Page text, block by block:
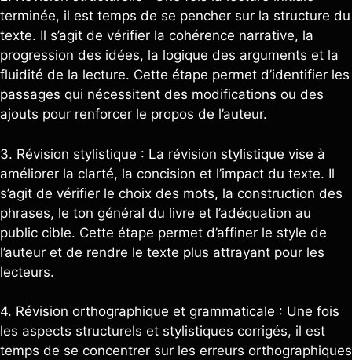
terminée, il est temps de se pencher sur la structure du
texte. Il s’agit de vérifier la cohérence narrative, la
progression des idées, la logique des arguments et la
fluidité de la lecture. Cette étape permet d’identifier les
passages qui nécessitent des modifications ou des
ajouts pour renforcer le propos de l’auteur.
3. Révision stylistique : La révision stylistique vise à
améliorer la clarté, la concision et l’impact du texte. Il
s’agit de vérifier le choix des mots, la construction des
phrases, le ton général du livre et l’adéquation au
public cible. Cette étape permet d’affiner le style de
l’auteur et de rendre le texte plus attrayant pour les
lecteurs.
4. Révision orthographique et grammaticale : Une fois
les aspects structurels et stylistiques corrigés, il est
temps de se concentrer sur les erreurs orthographiques